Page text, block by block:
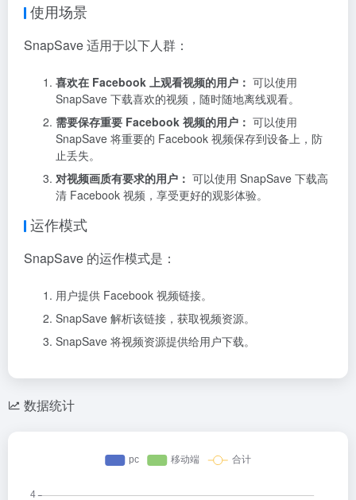
使用场景
SnapSave 适用于以下人群：
喜欢在 Facebook 上观看视频的用户： 可以使用
SnapSave 下载喜欢的视频，随时随地离线观看。
需要保存重要 Facebook 视频的用户： 可以使用
SnapSave 将重要的 Facebook 视频保存到设备上，防
止丢失。
对视频画质有要求的用户： 可以使用 SnapSave 下载高
清 Facebook 视频，享受更好的观影体验。
运作模式
SnapSave 的运作模式是：
用户提供 Facebook 视频链接。
SnapSave 解析该链接，获取视频资源。
SnapSave 将视频资源提供给用户下载。
数据统计